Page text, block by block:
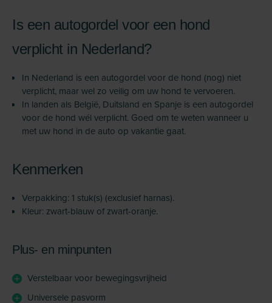
Is een autogordel voor een hond
verplicht in Nederland?
In Nederland is een autogordel voor de hond (nog) niet
verplicht, maar wel zo veilig om uw hond te vervoeren.
In landen als België, Duitsland en Spanje is een autogordel
voor de hond wél verplicht. Goed om te weten wanneer u
met uw hond in de auto op vakantie gaat.
Kenmerken
Verpakking: 1 stuk(s) (exclusief harnas).
Kleur: zwart-blauw of zwart-oranje.
Plus- en minpunten
Verstelbaar voor bewegingsvrijheid
Universele pasvorm